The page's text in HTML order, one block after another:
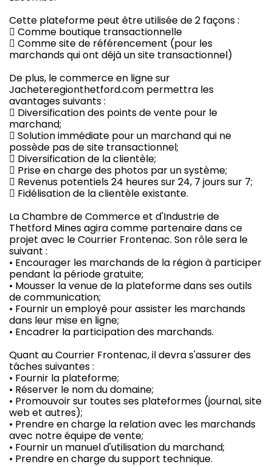
Cette plateforme peut être utilisée de 2 façons :
 Comme boutique transactionnelle
 Comme site de référencement (pour les
marchands qui ont déjà un site transactionnel)
De plus, le commerce en ligne sur
Jacheteregionthetford.com permettra les
avantages suivants :
 Diversification des points de vente pour le
marchand;
 Solution immédiate pour un marchand qui ne
possède pas de site transactionnel;
 Diversification de la clientèle;
 Prise en charge des photos par un système;
 Revenus potentiels 24 heures sur 24, 7 jours sur 7;
 Fidélisation de la clientèle existante.
La Chambre de Commerce et d'Industrie de
Thetford Mines agira comme partenaire dans ce
projet avec le Courrier Frontenac. Son rôle sera le
suivant :
• Encourager les marchands de la région à participer
pendant la période gratuite;
• Mousser la venue de la plateforme dans ses outils
de communication;
• Fournir un employé pour assister les marchands
dans leur mise en ligne;
• Encadrer la participation des marchands.
Quant au Courrier Frontenac, il devra s'assurer des
tâches suivantes :
• Fournir la plateforme;
• Réserver le nom du domaine;
• Promouvoir sur toutes ses plateformes (journal, site
web et autres);
• Prendre en charge la relation avec les marchands
avec notre équipe de vente;
• Fournir un manuel d'utilisation du marchand;
• Prendre en charge du support technique.